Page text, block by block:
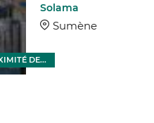
Solama
Sumène
DE...